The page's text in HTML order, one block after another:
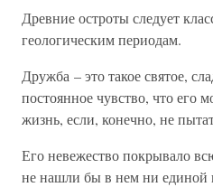
Древние остроты следует
геологическим периодам.
Дружба – это такое святое,
постоянное чувство, что его
жизнь, если, конечно, не
Его невежество покрывало
не нашли бы в нем ни единой